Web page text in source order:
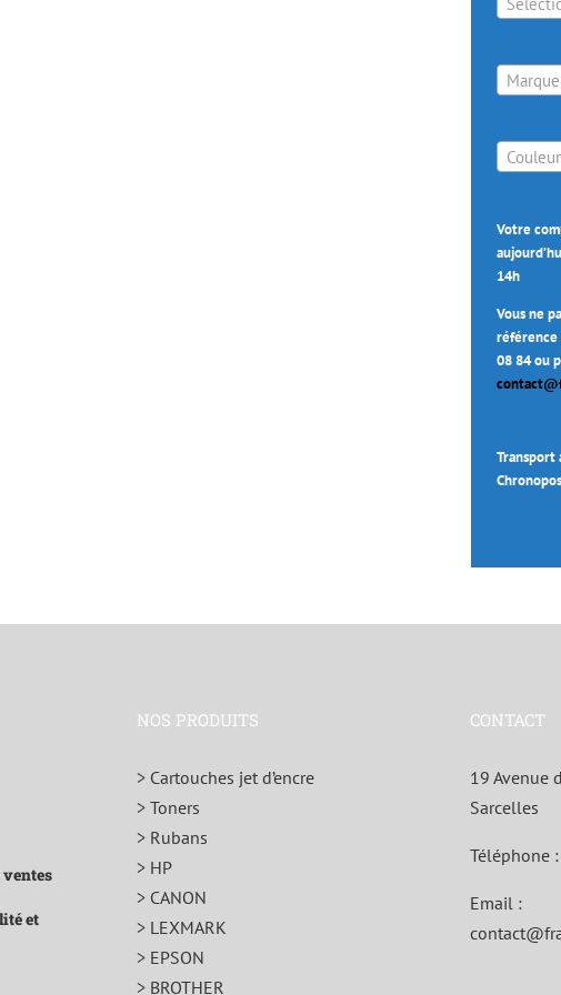
Marque
Couleur
Votre
14h
Vous ne
référence
08 84 ou
Transport
ventes
et
NOS PRODUITS
> Cartouches jet d’encre
> Toners
> Rubans
> HP
> CANON
> LEXMARK
> EPSON
> BROTHER
CONTACT
19 Avenue
Sarcelles
Téléphone :
Email :